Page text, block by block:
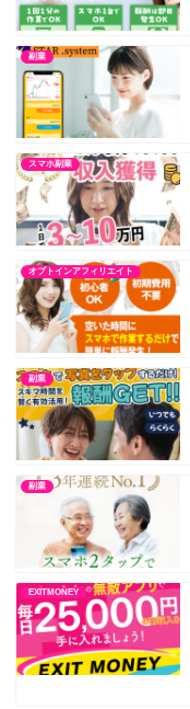
副業
スマホ副業
オプトインアフィリエイト
副業
副業
EXITMONEY